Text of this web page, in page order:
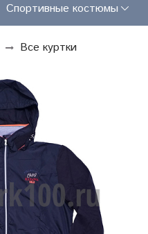
Спортивные костюмы
Все куртки